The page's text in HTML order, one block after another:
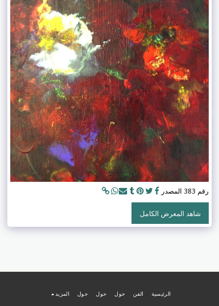
رقم 383 المصدر
شاهد المعرض الكامل
الرئيسية الفن حول حول حول المزيد